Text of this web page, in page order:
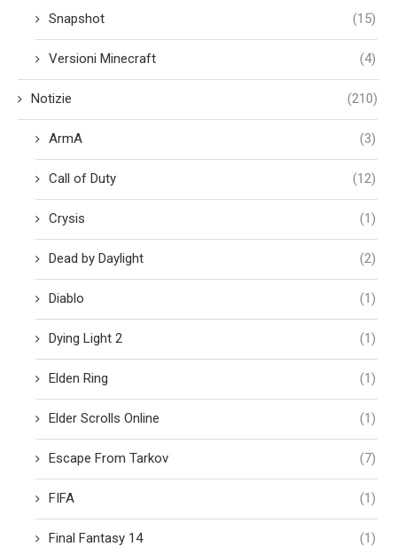
Snapshot (15)
Versioni Minecraft (4)
Notizie (210)
ArmA (3)
Call of Duty (12)
Crysis (1)
Dead by Daylight (2)
Diablo (1)
Dying Light 2 (1)
Elden Ring (1)
Elder Scrolls Online (1)
Escape From Tarkov (7)
FIFA (1)
Final Fantasy 14 (1)